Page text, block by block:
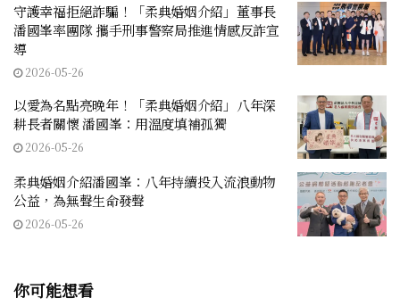
守護幸福拒絕詐騙！「柔典婚姻介紹」董事長
潘國峯率團隊 攜手刑事警察局推進情感反詐宣
導
2026-05-26
以愛為名點亮晚年！「柔典婚姻介紹」八年深
耕長者關懷 潘國峯：用溫度填補孤獨
2026-05-26
柔典婚姻介紹潘國峯：八年持續投入流浪動物
公益，為無聲生命發聲
2026-05-26
你可能想看